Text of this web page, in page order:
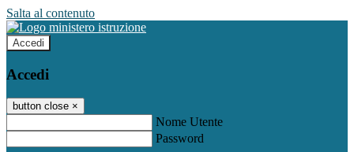
Salta al contenuto
Accedi
Accedi
button close ×
Nome Utente
Password